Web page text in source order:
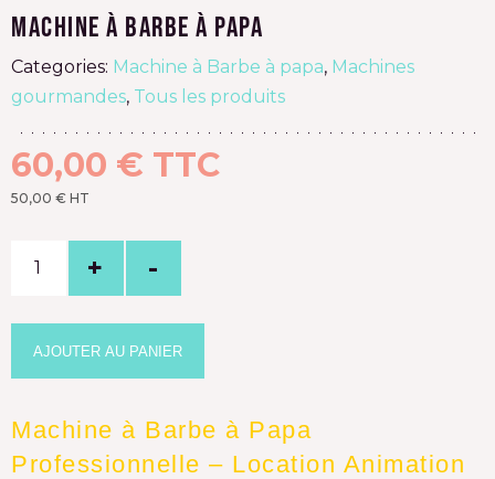
Machine à Barbe à papa
Categories: Machine à Barbe à papa, Machines
gourmandes, Tous les produits
60,00 € TTC
50,00 € HT
AJOUTER AU PANIER
Machine à Barbe à Papa
Professionnelle – Location Animation